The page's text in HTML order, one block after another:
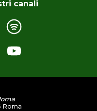
canali
Roma